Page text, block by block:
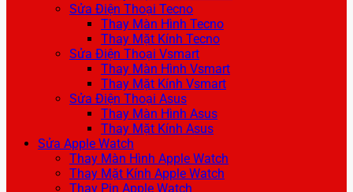
Sửa Điện Thoại Tecno
Thay Màn Hình Tecno
Thay Mặt Kính Tecno
Sửa Điện Thoại Vsmart
Thay Màn Hình Vsmart
Thay Mặt Kính Vsmart
Sửa Điện Thoại Asus
Thay Màn Hình Asus
Thay Mặt Kính Asus
Sửa Apple Watch
Thay Màn Hình Apple Watch
Thay Mặt Kính Apple Watch
Thay Pin Apple Watch